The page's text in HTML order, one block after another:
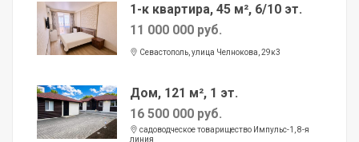
1-к квартира, 45 м², 6/10 эт.
11 000 000 руб.
Севастополь, улица Челнокова, 29к3
Дом, 121 м², 1 эт.
16 500 000 руб.
садоводческое товарищество Импульс-1, 8-я
линия